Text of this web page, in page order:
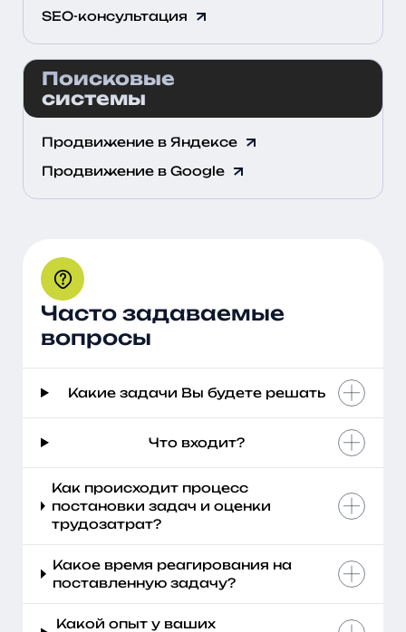
SEO-консультация
Поисковые
системы
Продвижение в Яндексе
Продвижение в Google
Часто задаваемые
вопросы
Какие задачи Вы будете решать
Что входит?
Как происходит процесс
постановки задач и оценки
трудозатрат?
Какое время реагирования на
поставленную задачу?
Какой опыт у ваших